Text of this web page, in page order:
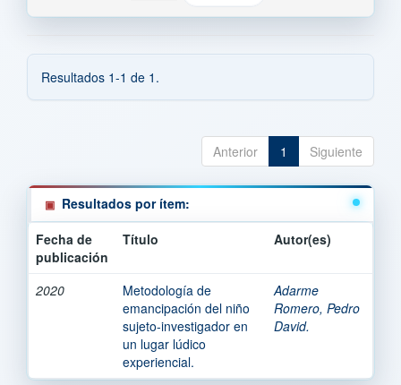
Resultados 1-1 de 1.
Anterior 1 Siguiente
Resultados por ítem:
Fecha de
publicación
Título Autor(es)
2020
Metodología de
emancipación del niño
sujeto-investigador en
un lugar lúdico
experiencial.
Adarme
Romero, Pedro
David.